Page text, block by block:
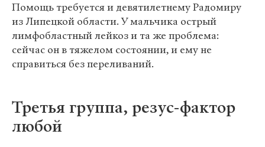
Помощь требуется и девятилетнему Радомиру
из Липецкой области. У мальчика острый
лимфобластный лейкоз и та же проблема:
сейчас он в тяжелом состоянии, и ему не
справиться без переливаний.
Третья группа, резус-фактор
любой